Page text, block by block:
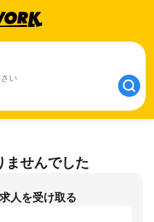
い
ませんでした
人を受け取る